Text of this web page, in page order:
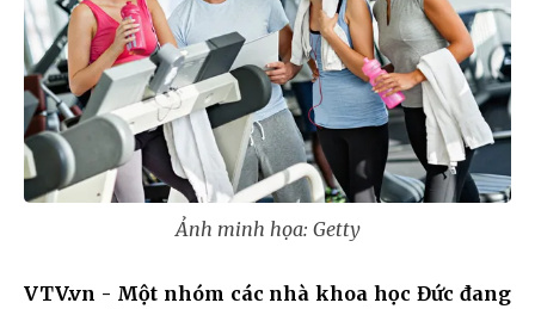
Ảnh minh họa: Getty
VTV.vn - Một nhóm các nhà khoa học Đức đang